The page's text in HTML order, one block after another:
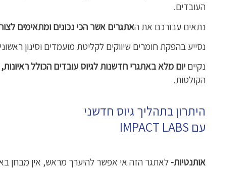
העובדים.
נתאים עבורכם את האתגרים אשר הכי נכונים ומתאימים
נסייע בהפקת חומרים שיווקים לקליטת מועמדים וסינון
נקיים יום מלא באתגרי חדשנות לגיוס עובדים הכולל
הקולטות.
היתרון בתהליך גיוס חדשני
עם IMPACT LABS
אותנטיות- לאתגר הזה אי אפשר להיערך מראש, אין מבחן